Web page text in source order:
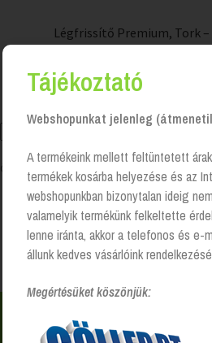
Légfrissítő Premium, Tork
Összesen 1 találat
Kezdőlap Illat termék
Nem találsz valamit? Hívj
Tájékoztató
Webshopunkat jelenleg
A termékeink mellett feltüntetett
termékek kosárba helyezése és az
webshopunkban bizonytalan ideig
valamelyik termékünk felkeltette
lenne iránta, akkor a telefonos és e-
állunk kedves vásárlóink
Megértésüket köszönjük: